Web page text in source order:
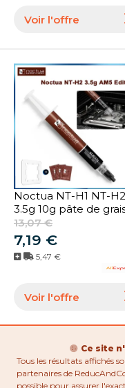
NUC7i5BNH, Mini
Voir l'offre
Noctua NT-H1 NT-H2
3.5g 10g pâte de
conductrice
édition AM5 pâte
thermique garde pour
GPU CPU composé
13,07 €
7,19 €
5,47 €
Voir l'offre
Ce site
Tous les résultats affichés
partenaires de
possible pour assurer